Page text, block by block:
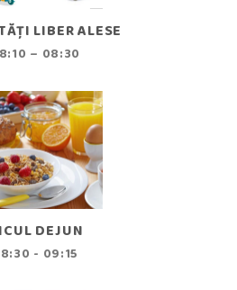
LIBER ALESE
– 08:30
DEJUN
- 09:15